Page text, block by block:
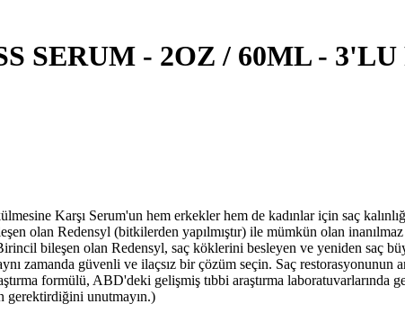
SERUM - 2OZ / 60ML -
Karşı Serum'un hem erkekler hem de kadınlar için saç
Redensyl (bitkilerden yapılmıştır) ile mümkün olan inanılmaz
olan Redensyl, saç köklerini besleyen ve yeniden saç
güvenli ve ilaçsız bir çözüm seçin. Saç restorasyonunun
formülü, ABD'deki gelişmiş tıbbi araştırma laboratuvarlarında
gerektirdiğini unutmayın.)